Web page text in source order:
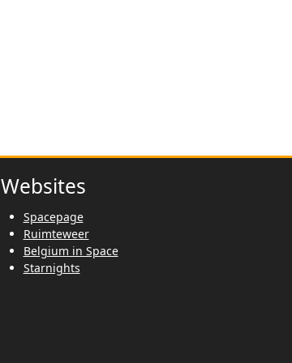
Websites
Spacepage
Ruimteweer
Belgium in Space
Starnights